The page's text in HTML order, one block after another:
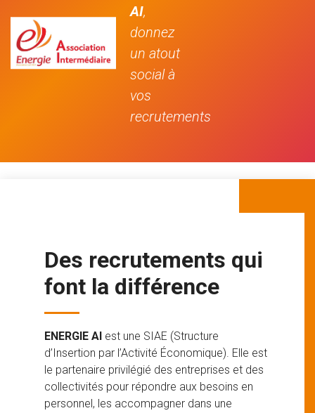
AI,
donnez
un atout
social à
vos
recrutements
Des recrutements qui
font la différence
ENERGIE AI est une SIAE (Structure
d’Insertion par l’Activité Économique). Elle est
le partenaire privilégié des entreprises et des
collectivités pour répondre aux besoins en
personnel, les accompagner dans une